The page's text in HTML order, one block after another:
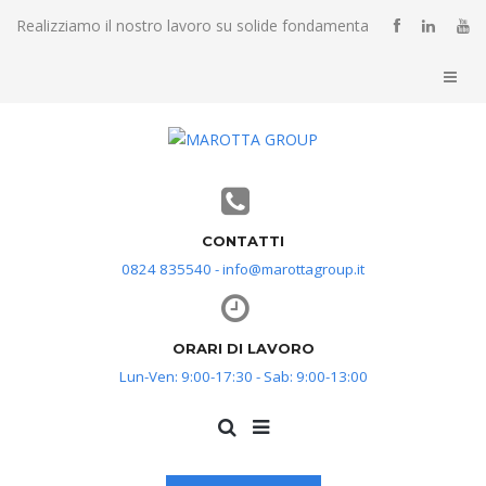
Realizziamo il nostro lavoro su solide fondamenta
CONTATTI
0824 835540 - info@marottagroup.it
ORARI DI LAVORO
Lun-Ven: 9:00-17:30 - Sab: 9:00-13:00